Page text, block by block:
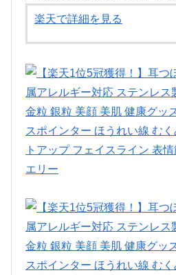
楽天で詳細を見る